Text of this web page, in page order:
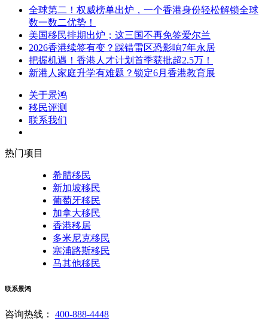
全球第二！权威榜单出炉，一个香港身份轻松解锁全球
数一数二优势！
美国移民排期出炉；这三国不再免签爱尔兰
2026香港续签有变？踩错雷区恐影响7年永居
把握机遇！香港人才计划首季获批超2.5万！
新港人家庭升学有难题？锁定6月香港教育展
关于景鸿
移民评测
联系我们
热门项目
希腊移民
新加坡移民
葡萄牙移民
加拿大移民
香港移居
多米尼克移民
塞浦路斯移民
马其他移民
联系景鸿
咨询热线： 400-888-4448